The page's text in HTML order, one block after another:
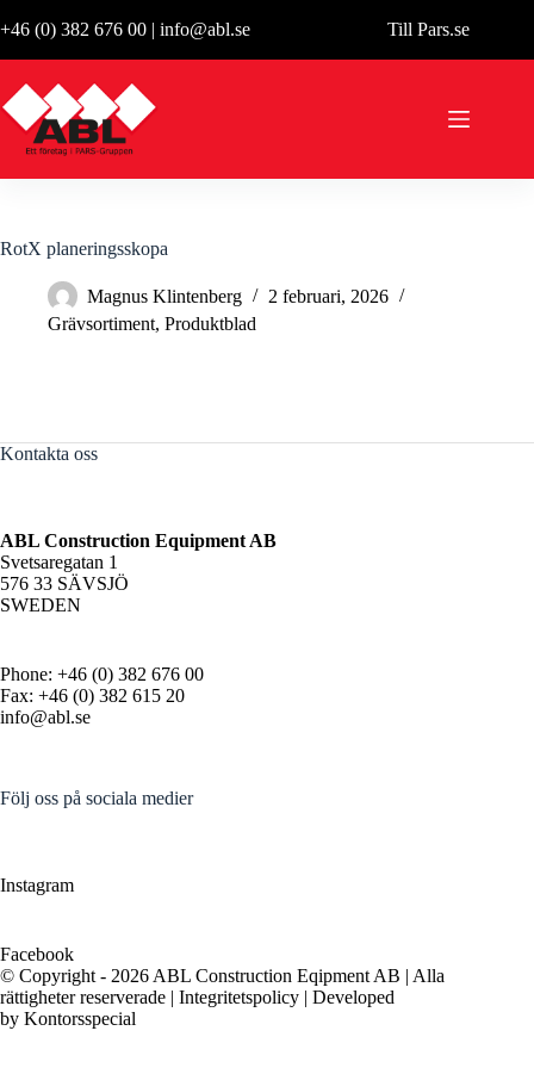
till
+46 (0) 382 676 00 | info@abl.se Till Pars.se
RotX planeringsskopa
Magnus Klintenberg
2 februari, 2026
Grävsortiment, Produktblad
Kontakta oss
ABL Construction Equipment AB
Svetsaregatan 1
576 33 SÄVSJÖ
SWEDEN
Phone: +46 (0) 382 676 00
Fax: +46 (0) 382 615 20
info@abl.se
Följ oss på sociala medier
Instagram
Facebook
© Copyright - 2026 ABL Construction Eqipment AB | Alla
rättigheter reserverade | Integritetspolicy | Developed
by Kontorsspecial